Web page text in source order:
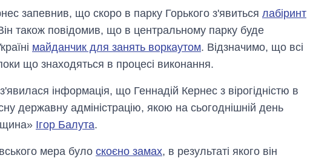
запевнив, що скоро в парку Горького з'явиться лабіринт
також повідомив, що в центральному парку буде
майданчик для занять воркаутом. Відзначимо, що всі
що знаходяться в процесі виконання.
інформація, що Геннадій Кернес з вірогідністю в
державну адміністрацію, якою на сьогоднішній день
Ігор Балута.
мера було скоєно замах, в результаті якого він